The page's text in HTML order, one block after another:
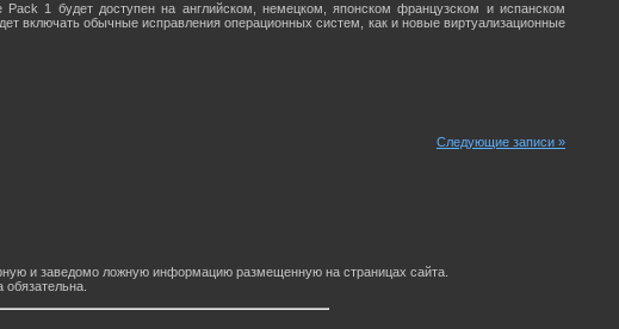
1 будет доступен на английском, немецком, японском французском и испанском
включать обычные исправления операционных систем, как и новые виртуализационные
Следующие записи »
и заведомо ложную информацию размещенную на страницах сайта.